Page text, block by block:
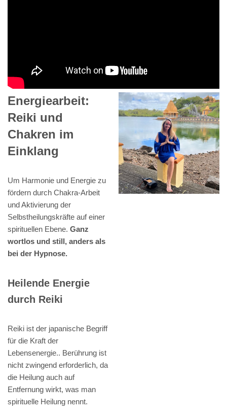
Energiearbeit:
Reiki und
Chakren im
Einklang
Um Harmonie und Energie zu
fördern durch Chakra-Arbeit
und Aktivierung der
Selbstheilungskräfte auf einer
spirituellen Ebene. Ganz
wortlos und still, anders als
bei der Hypnose.
Heilende Energie
durch Reiki
Reiki ist der japanische Begriff
für die Kraft der
Lebensenergie.. Berührung ist
nicht zwingend erforderlich, da
die Heilung auch auf
Entfernung wirkt, was man
spirituelle Heilung nennt.